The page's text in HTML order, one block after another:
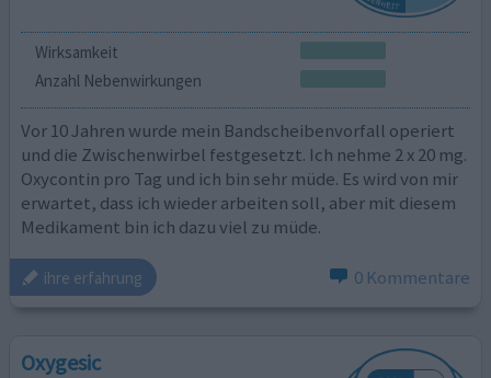
Wirksamkeit
Anzahl Nebenwirkungen
Vor 10 Jahren wurde mein Bandscheibenvorfall operiert
und die Zwischenwirbel festgesetzt. Ich nehme 2 x 20 mg.
Oxycontin pro Tag und ich bin sehr müde. Es wird von mir
erwartet, dass ich wieder arbeiten soll, aber mit diesem
Medikament bin ich dazu viel zu müde.
ihre erfahrung 0 Kommentare
Oxygesic